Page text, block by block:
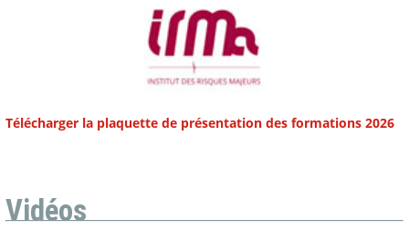
Télécharger la plaquette de présentation des formations 2026
Vidéos